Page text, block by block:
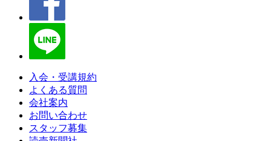
入会・受講規約
よくある質問
会社案内
お問い合わせ
スタッフ募集